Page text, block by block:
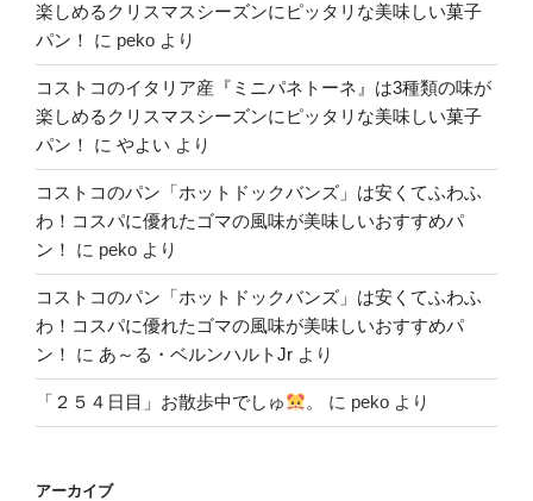
楽しめるクリスマスシーズンにピッタリな美味しい菓子
パン！
に peko より
コストコのイタリア産『ミニパネトーネ』は3種類の味が
楽しめるクリスマスシーズンにピッタリな美味しい菓子
パン！
に やよい より
コストコのパン「ホットドックバンズ」は安くてふわふ
わ！コスパに優れたゴマの風味が美味しいおすすめパ
ン！
に peko より
コストコのパン「ホットドックバンズ」は安くてふわふ
わ！コスパに優れたゴマの風味が美味しいおすすめパ
ン！
に あ～る・ベルンハルトJr より
「２５４日目」お散歩中でしゅ 。 に peko より
アーカイブ